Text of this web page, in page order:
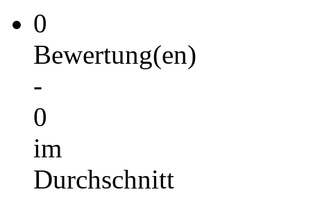
0
Bewertung(en)
-
0
im
Durchschnitt